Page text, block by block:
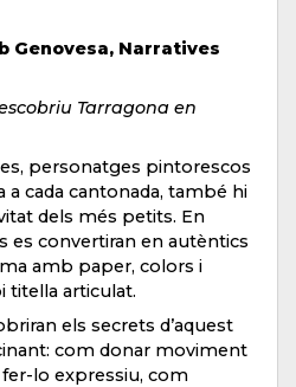
Genovesa, Narratives
Tarragona en
personatges pintorescos
a cada cantonada, també hi
dels més petits. En
es convertiran en autèntics
amb paper, colors i
titella articulat.
els secrets d’aquest
com donar moviment
lo expressiu, com